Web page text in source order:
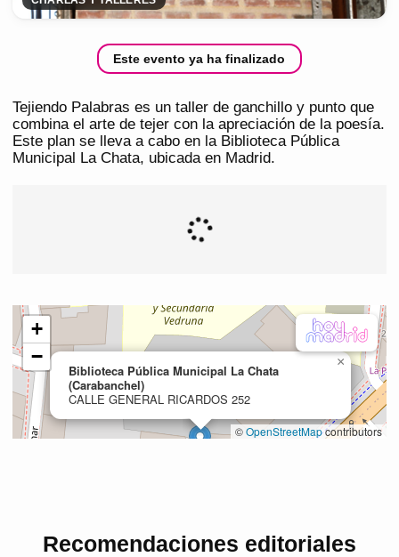
Este evento ya ha finalizado
Tejiendo Palabras es un taller de ganchillo y punto que
combina el arte de tejer con la apreciación de la poesía.
Este plan se lleva a cabo en la Biblioteca Pública
Municipal La Chata, ubicada en Madrid.
Recomendaciones editoriales